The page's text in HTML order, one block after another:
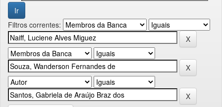
Filtros correntes: